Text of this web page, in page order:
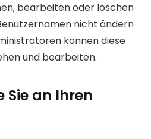
bearbeiten oder löschen
nicht ändern
können diese
und bearbeiten.
Sie an Ihren